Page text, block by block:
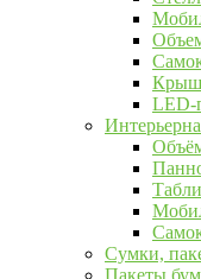
LED-
Сумки,
Пакеты